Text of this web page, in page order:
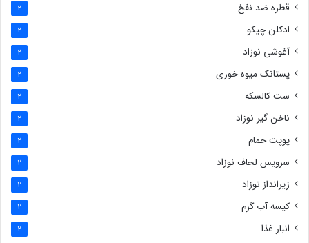
قطره ضد نفخ 2
ادکلن چیکو 2
آغوشی نوزاد 2
پستانک میوه خوری 2
ست کالسکه 2
ناخن گیر نوزاد 2
پوپت حمام 2
سرویس لحاف نوزاد 2
زیرانداز نوزاد 2
کیسه آب گرم 2
انبار غذا 2